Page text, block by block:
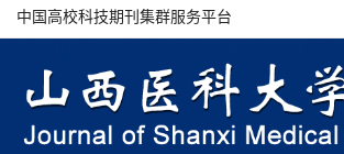
中国高校科技期刊集群服务平台